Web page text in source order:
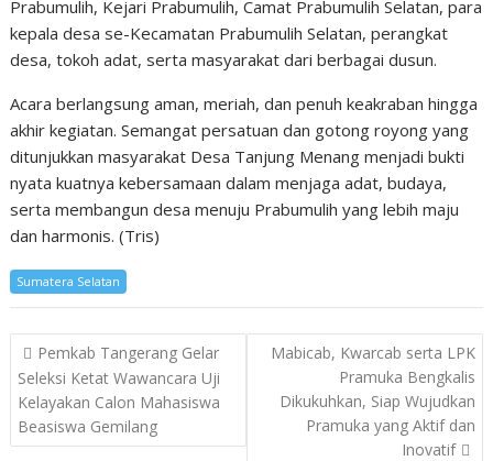
Prabumulih, Kejari Prabumulih, Camat Prabumulih Selatan, para
kepala desa se-Kecamatan Prabumulih Selatan, perangkat
desa, tokoh adat, serta masyarakat dari berbagai dusun.
Acara berlangsung aman, meriah, dan penuh keakraban hingga
akhir kegiatan. Semangat persatuan dan gotong royong yang
ditunjukkan masyarakat Desa Tanjung Menang menjadi bukti
nyata kuatnya kebersamaan dalam menjaga adat, budaya,
serta membangun desa menuju Prabumulih yang lebih maju
dan harmonis. (Tris)
Sumatera Selatan
Post
navigation
Pemkab Tangerang Gelar
Seleksi Ketat Wawancara Uji
Kelayakan Calon Mahasiswa
Beasiswa Gemilang
Mabicab, Kwarcab serta LPK
Pramuka Bengkalis
Dikukuhkan, Siap Wujudkan
Pramuka yang Aktif dan
Inovatif